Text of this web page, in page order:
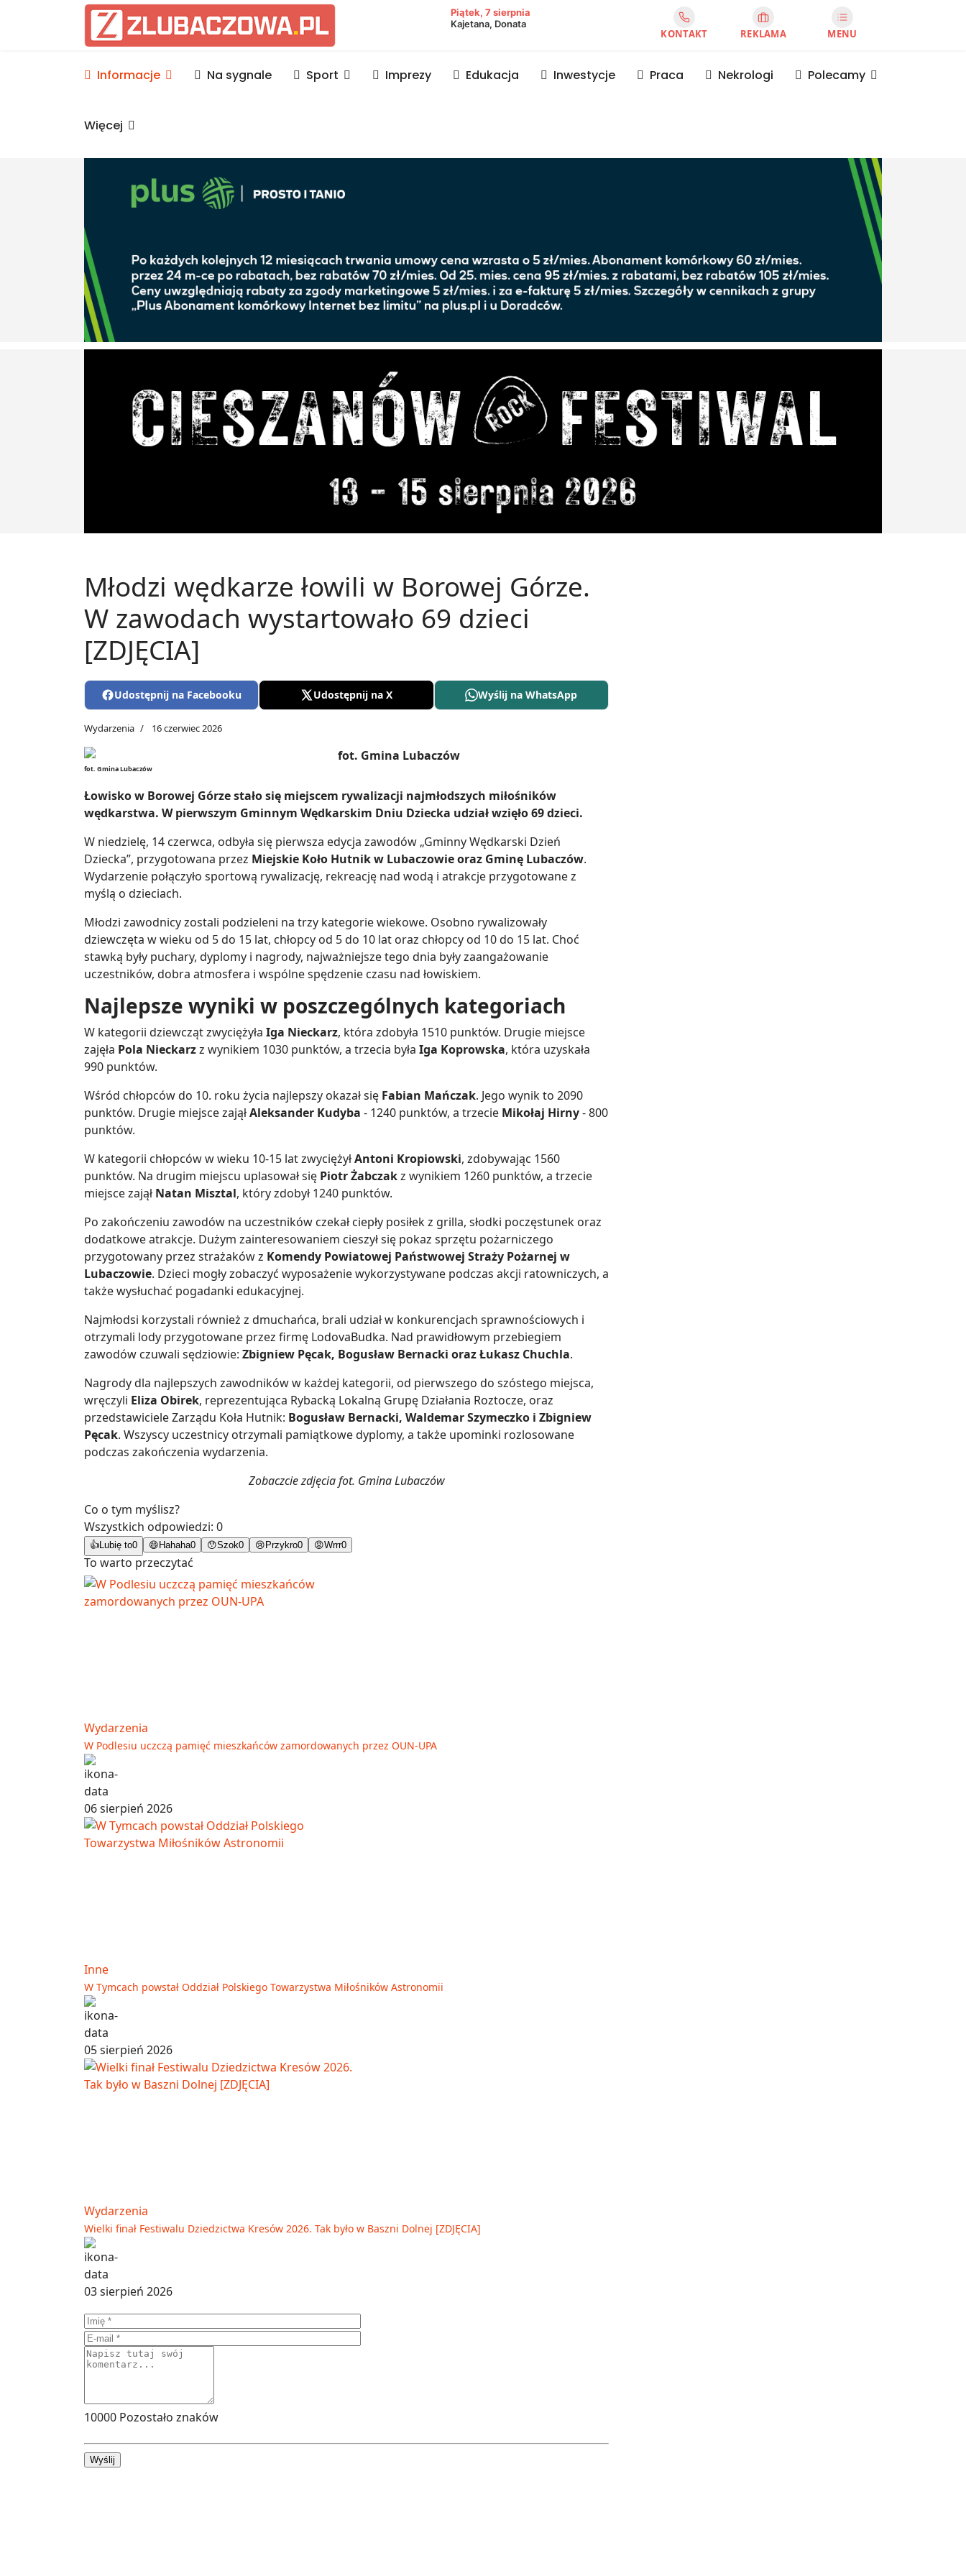
Informacje Lubaczów, powiat lubaczowski
Piątek, 7 sierpnia
Kajetana, Donata
KONTAKT REKLAMA MENU
Informacje Na sygnale Sport Imprezy Edukacja Inwestycje Praca Nekrologi Polecamy
Więcej
Młodzi wędkarze łowili w Borowej Górze.
W zawodach wystartowało 69 dzieci
[ZDJĘCIA]
Udostępnij na Facebooku Udostępnij na X Wyślij na WhatsApp
Wydarzenia 16 czerwiec 2026
fot. Gmina Lubaczów
Łowisko w Borowej Górze stało się miejscem rywalizacji najmłodszych miłośników
wędkarstwa. W pierwszym Gminnym Wędkarskim Dniu Dziecka udział wzięło 69 dzieci.
W niedzielę, 14 czerwca, odbyła się pierwsza edycja zawodów „Gminny Wędkarski Dzień
Dziecka”, przygotowana przez Miejskie Koło Hutnik w Lubaczowie oraz Gminę Lubaczów.
Wydarzenie połączyło sportową rywalizację, rekreację nad wodą i atrakcje przygotowane z
myślą o dzieciach.
Młodzi zawodnicy zostali podzieleni na trzy kategorie wiekowe. Osobno rywalizowały
dziewczęta w wieku od 5 do 15 lat, chłopcy od 5 do 10 lat oraz chłopcy od 10 do 15 lat. Choć
stawką były puchary, dyplomy i nagrody, najważniejsze tego dnia były zaangażowanie
uczestników, dobra atmosfera i wspólne spędzenie czasu nad łowiskiem.
Najlepsze wyniki w poszczególnych kategoriach
W kategorii dziewcząt zwyciężyła Iga Nieckarz, która zdobyła 1510 punktów. Drugie miejsce
zajęła Pola Nieckarzz wynikiem 1030 punktów, a trzecia była Iga Koprowska, która uzyskała
990 punktów.
Wśród chłopców do 10. roku życia najlepszy okazał się Fabian Mańczak. Jego wynik to 2090
punktów. Drugie miejsce zająłAleksander Kudyba - 1240 punktów, a trzecie Mikołaj Hirny- 800
punktów.
W kategorii chłopców w wieku 10-15 lat zwyciężyłAntoni Kropiowski, zdobywając 1560
punktów. Na drugim miejscu uplasował się Piotr Żabczakz wynikiem 1260 punktów, a trzecie
miejsce zajął Natan Misztal, który zdobył 1240 punktów.
Po zakończeniu zawodów na uczestników czekał ciepły posiłek z grilla, słodki poczęstunek oraz
dodatkowe atrakcje. Dużym zainteresowaniem cieszył się pokaz sprzętu pożarniczego
przygotowany przez strażaków z Komendy Powiatowej Państwowej Straży Pożarnej w
Lubaczowie. Dzieci mogły zobaczyć wyposażenie wykorzystywane podczas akcji ratowniczych, a
także wysłuchać pogadanki edukacyjnej.
Najmłodsi korzystali również z dmuchańca, brali udział w konkurencjach sprawnościowych i
otrzymali lody przygotowane przez firmę LodovaBudka. Nad prawidłowym przebiegiem
zawodów czuwali sędziowie: Zbigniew Pęcak, Bogusław Bernacki oraz Łukasz Chuchla.
Nagrody dla najlepszych zawodników w każdej kategorii, od pierwszego do szóstego miejsca,
wręczyli Eliza Obirek, reprezentująca Rybacką Lokalną Grupę Działania Roztocze, oraz
przedstawiciele Zarządu Koła Hutnik: Bogusław Bernacki, Waldemar Szymeczko i Zbigniew
Pęcak. Wszyscy uczestnicy otrzymali pamiątkowe dyplomy, a także upominki rozlosowane
podczas zakończenia wydarzenia.
Zobaczcie zdjęcia fot. Gmina Lubaczów
Co o tym myślisz?
Wszystkich odpowiedzi: 0
👍Lubię to0 😄 Hahaha0 😯Szok0 😢 Przykro0 😡Wrrr0
To warto przeczytać
Wydarzenia
W Podlesiu uczczą pamięć mieszkańców zamordowanych przez OUN-UPA
06 sierpień 2026
Inne
W Tymcach powstał Oddział Polskiego Towarzystwa Miłośników Astronomii
05 sierpień 2026
Wydarzenia
Wielki finał Festiwalu Dziedzictwa Kresów 2026. Tak było w Baszni Dolnej [ZDJĘCIA]
03 sierpień 2026
10000 Pozostało znaków
Wyślij